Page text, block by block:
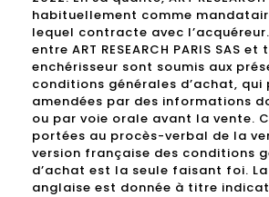
habituellement comme
lequel contracte avec
entre ART RESEARCH PARIS SAS et
enchérisseur sont soumis aux
conditions générales d’achat,
amendées par des informations
ou par voie orale avant la vente.
portées au procès-verbal de la
version française des conditions
d’achat est la seule faisant foi.
anglaise est donnée à titre